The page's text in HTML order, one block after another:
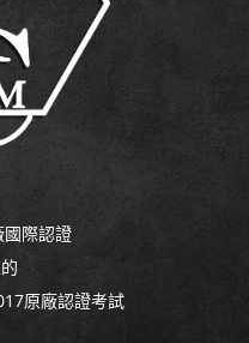
國際認證
原廠認證考試